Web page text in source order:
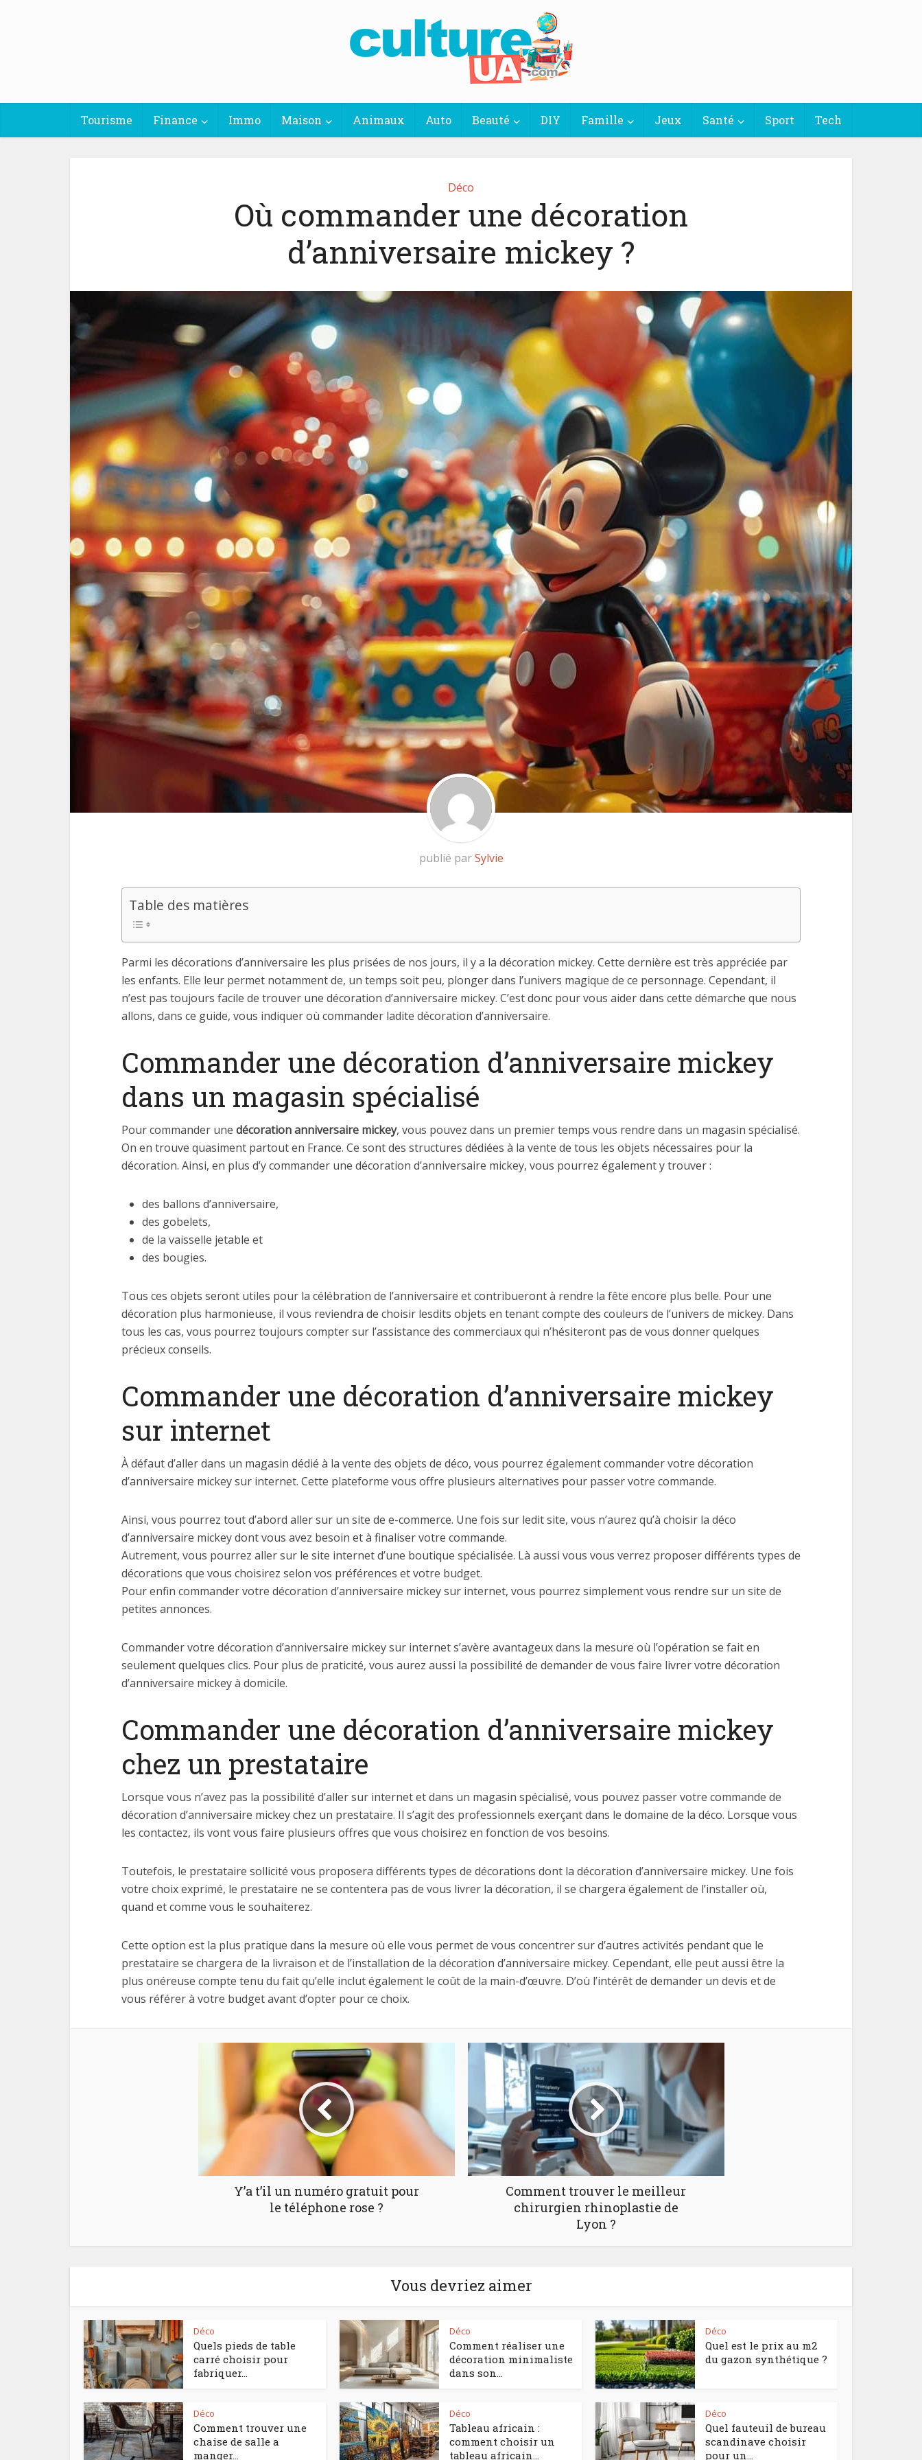
Tourisme Finance Immo Maison Animaux Auto Beauté DIY Famille Jeux Santé Sport Tech
Déco
Où commander une décoration
d’anniversaire mickey ?
publié parSylvie
Table des matières
Parmi les décorations d’anniversaire les plus prisées de nos jours, il y a la décoration mickey. Cette dernière est très appréciée par
les enfants. Elle leur permet notamment de, un temps soit peu, plonger dans l’univers magique de ce personnage. Cependant, il
n’est pas toujours facile de trouver une décoration d’anniversaire mickey. C’est donc pour vous aider dans cette démarche que nous
allons, dans ce guide, vous indiquer où commander ladite décoration d’anniversaire.
Commander une décoration d’anniversaire mickey
dans un magasin spécialisé
Pour commander une décoration anniversaire mickey, vous pouvez dans un premier temps vous rendre dans un magasin spécialisé.
On en trouve quasiment partout en France. Ce sont des structures dédiées à la vente de tous les objets nécessaires pour la
décoration. Ainsi, en plus d’y commander une décoration d’anniversaire mickey, vous pourrez également y trouver :
des ballons d’anniversaire,
des gobelets,
de la vaisselle jetable et
des bougies.
Tous ces objets seront utiles pour la célébration de l’anniversaire et contribueront à rendre la fête encore plus belle. Pour une
décoration plus harmonieuse, il vous reviendra de choisir lesdits objets en tenant compte des couleurs de l’univers de mickey. Dans
tous les cas, vous pourrez toujours compter sur l’assistance des commerciaux qui n’hésiteront pas de vous donner quelques
précieux conseils.
Commander une décoration d’anniversaire mickey
sur internet
À défaut d’aller dans un magasin dédié à la vente des objets de déco, vous pourrez également commander votre décoration
d’anniversaire mickey sur internet. Cette plateforme vous offre plusieurs alternatives pour passer votre commande.
Ainsi, vous pourrez tout d’abord aller sur un site de e-commerce. Une fois sur ledit site, vous n’aurez qu’à choisir la déco
d’anniversaire mickey dont vous avez besoin et à finaliser votre commande.
Autrement, vous pourrez aller sur le site internet d’une boutique spécialisée. Là aussi vous vous verrez proposer différents types de
décorations que vous choisirez selon vos préférences et votre budget.
Pour enfin commander votre décoration d’anniversaire mickey sur internet, vous pourrez simplement vous rendre sur un site de
petites annonces.
Commander votre décoration d’anniversaire mickey sur internet s’avère avantageux dans la mesure où l’opération se fait en
seulement quelques clics. Pour plus de praticité, vous aurez aussi la possibilité de demander de vous faire livrer votre décoration
d’anniversaire mickey à domicile.
Commander une décoration d’anniversaire mickey
chez un prestataire
Lorsque vous n’avez pas la possibilité d’aller sur internet et dans un magasin spécialisé, vous pouvez passer votre commande de
décoration d’anniversaire mickey chez un prestataire. Il s’agit des professionnels exerçant dans le domaine de la déco. Lorsque vous
les contactez, ils vont vous faire plusieurs offres que vous choisirez en fonction de vos besoins.
Toutefois, le prestataire sollicité vous proposera différents types de décorations dont la décoration d’anniversaire mickey. Une fois
votre choix exprimé, le prestataire ne se contentera pas de vous livrer la décoration, il se chargera également de l’installer où,
quand et comme vous le souhaiterez.
Cette option est la plus pratique dans la mesure où elle vous permet de vous concentrer sur d’autres activités pendant que le
prestataire se chargera de la livraison et de l’installation de la décoration d’anniversaire mickey. Cependant, elle peut aussi être la
plus onéreuse compte tenu du fait qu’elle inclut également le coût de la main-d’œuvre. D’où l’intérêt de demander un devis et de
vous référer à votre budget avant d’opter pour ce choix.
Y’a t’il un numéro gratuit pour
le téléphone rose ?
Comment trouver le meilleur
chirurgien rhinoplastie de
Lyon ?
Vous devriez aimer
Déco
Quels pieds de table
carré choisir pour
fabriquer...
Déco
Comment réaliser une
décoration minimaliste
dans son...
Déco
Quel est le prix au m2
du gazon synthétique ?
Déco
Comment trouver une
chaise de salle a
manger...
Déco
Tableau africain :
comment choisir un
tableau africain...
Déco
Quel fauteuil de bureau
scandinave choisir
pour un...